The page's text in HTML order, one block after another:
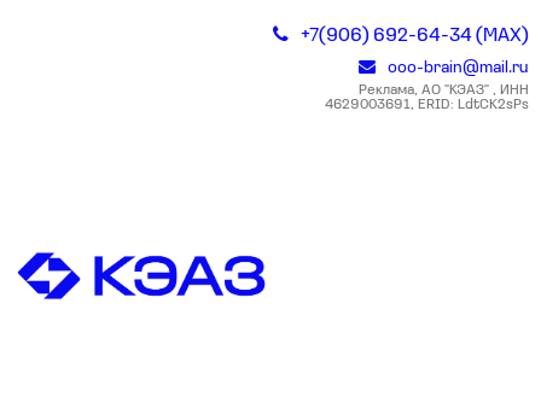
+7(906) 692-64-34 (MAX)
ooo-brain@mail.ru
Реклама, АО "КЭАЗ" , ИНН
4629003691, ERID: LdtCK2sPs